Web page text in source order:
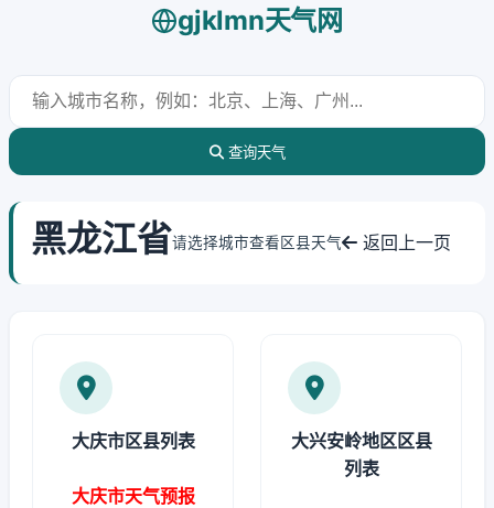
gjklmn天气网
查询天气
黑龙江省请选择城市查看区县天气 返回上一页
大庆市区县列表
大庆市天气预报
大兴安岭地区区县
列表